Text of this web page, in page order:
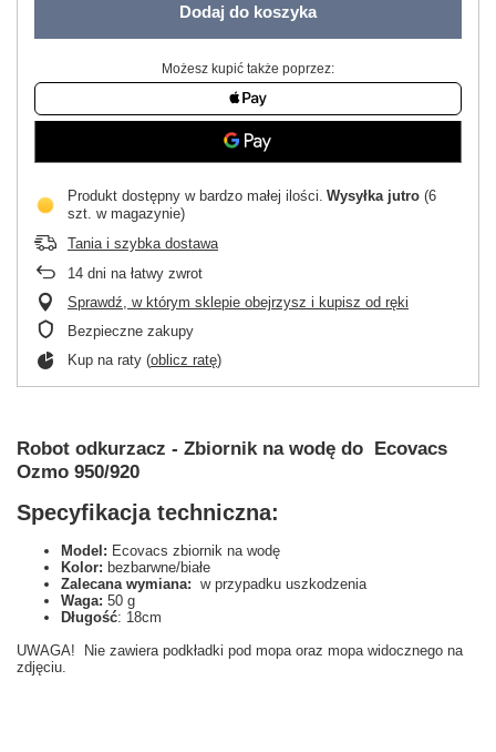
Dodaj do koszyka
Możesz kupić także poprzez:
Produkt dostępny w bardzo małej ilości Wysyłka jutro (6
szt. w magazynie)
Tania i szybka dostawa
14 dni na łatwy zwrot
Sprawdź, w którym sklepie obejrzysz i kupisz od ręki
Bezpieczne zakupy
Kup na raty (oblicz ratę)
Robot odkurzacz - Zbiornik na wodę do Ecovacs
Ozmo 950/920
Specyfikacja techniczna:
Model: Ecovacs zbiornik na wodę
Kolor: bezbarwne/białe
Zalecana wymiana: w przypadku uszkodzenia
Waga: 50 g
Długość: 18cm
UWAGA! Nie zawiera podkładki pod mopa oraz mopa widocznego na
zdjęciu.